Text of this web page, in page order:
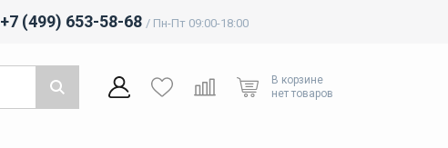
+7 (499) 653-58-68 / Пн-Пт 09:00-18:00
В корзине
нет товаров